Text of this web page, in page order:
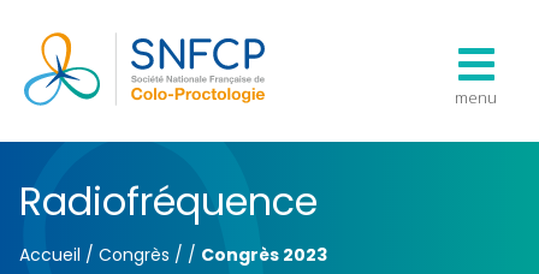
menu
Radiofréquence
Accueil / Congrès / / Congrès 2023